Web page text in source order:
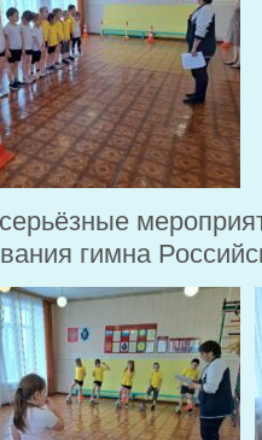
гимна